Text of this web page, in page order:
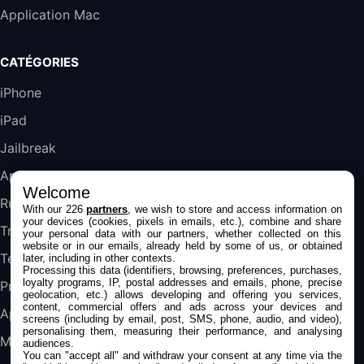
Galaxy S25 FE 6,7\" 5G Nano SIM 128 Go
Blanc
Application Mac
CATÉGORIES
iPhone
iPad
Jailbreak
Applications
Rumeurs
Trucs & astuces
Tests
Promos
Apple
Mac
Welcome
With our 226partners , we wish to store and access information on
your devices (cookies, pixels in emails, etc.), combine and share
your personal data with our partners, whether collected on this
website or in our emails, already held by some of us, or obtained
later, including in other contexts.
Processing this data (identifiers, browsing, preferences, purchases,
loyalty programs, IP, postal addresses and emails, phone, precise
geolocation, etc.) allows developing and offering you services,
content, commercial offers and ads across your devices and
screens (including by email, post, SMS, phone, audio, and video),
personalising them, measuring their performance, and analysing
audiences.
You can "accept all" and withdraw your consent at any time via the